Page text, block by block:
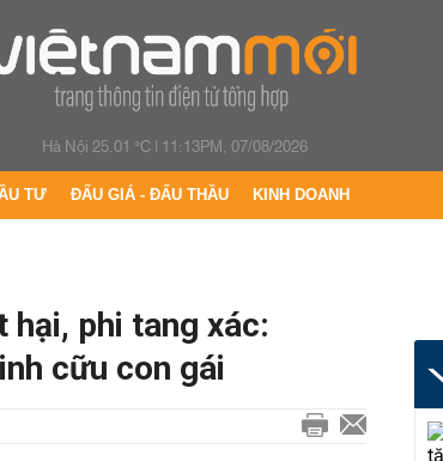
Hà Nội 25.01 °C| 11:13PM, 07/08/2026
TƯ ĐẤU GIÁ - ĐẤU THẦU KINH DOANH
hại, phi tang xác:
cữu con gái